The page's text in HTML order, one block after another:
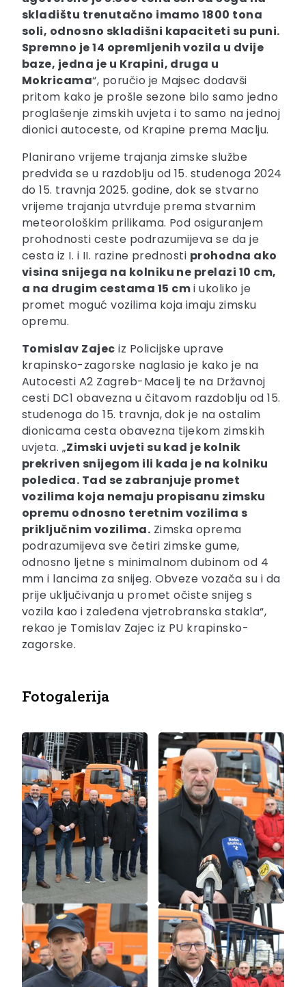
skladištu trenutačno imamo 1800 tona
soli, odnosno skladišni kapaciteti su puni.
Spremno je 14 opremljenih vozila u dvije
baze, jedna je u Krapini, druga u
Mokricama“, poručio je Majsec dodavši
pritom kako je prošle sezone bilo samo jedno
proglašenje zimskih uvjeta i to samo na jednoj
dionici autoceste, od Krapine prema Maclju.
Planirano vrijeme trajanja zimske službe
predviđa se u razdoblju od 15. studenoga 2024
do 15. travnja 2025. godine, dok se stvarno
vrijeme trajanja utvrđuje prema stvarnim
meteorološkim prilikama. Pod osiguranjem
prohodnosti ceste podrazumijeva se da je
cesta iz I. i II. razine prednosti prohodna ako
visina snijega na kolniku ne prelazi 10 cm,
a na drugim cestama 15 cmi ukoliko je
promet moguć vozilima koja imaju zimsku
opremu.
Tomislav Zajec iz Policijske uprave
krapinsko-zagorske naglasio je kako je na
Autocesti A2 Zagreb-Macelj te na Državnoj
cesti DC1 obavezna u čitavom razdoblju od 15.
studenoga do 15. travnja, dok je na ostalim
dionicama cesta obavezna tijekom zimskih
uvjeta. „Zimski uvjeti su kad je kolnik
prekriven snijegom ili kada je na kolniku
poledica. Tad se zabranjuje promet
vozilima koja nemaju propisanu zimsku
opremu odnosno teretnim vozilima s
priključnim vozilima. Zimska oprema
podrazumijeva sve četiri zimske gume,
odnosno ljetne s minimalnom dubinom od 4
mm i lancima za snijeg. Obveze vozača su i da
prije uključivanja u promet očiste snijeg s
vozila kao i zaleđena vjetrobranska stakla“,
rekao je Tomislav Zajec iz PU krapinsko-
zagorske.
Fotogalerija